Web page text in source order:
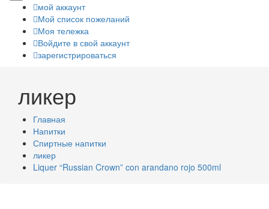
мой аккаунт
Мой список пожеланий
Моя тележка
Войдите в свой аккаунт
зарегистрироваться
ликер
Главная
Напитки
Спиртные напитки
ликер
Liquer “Russian Crown” con arandano rojo 500ml